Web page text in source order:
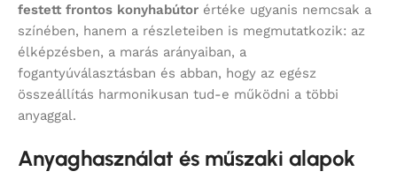
festett frontos konyhabútor értéke ugyanis nemcsak a
színében, hanem a részleteiben is megmutatkozik: az
élképzésben, a marás arányaiban, a
fogantyúválasztásban és abban, hogy az egész
összeállítás harmonikusan tud-e működni a többi
anyaggal.
Anyaghasználat és műszaki alapok